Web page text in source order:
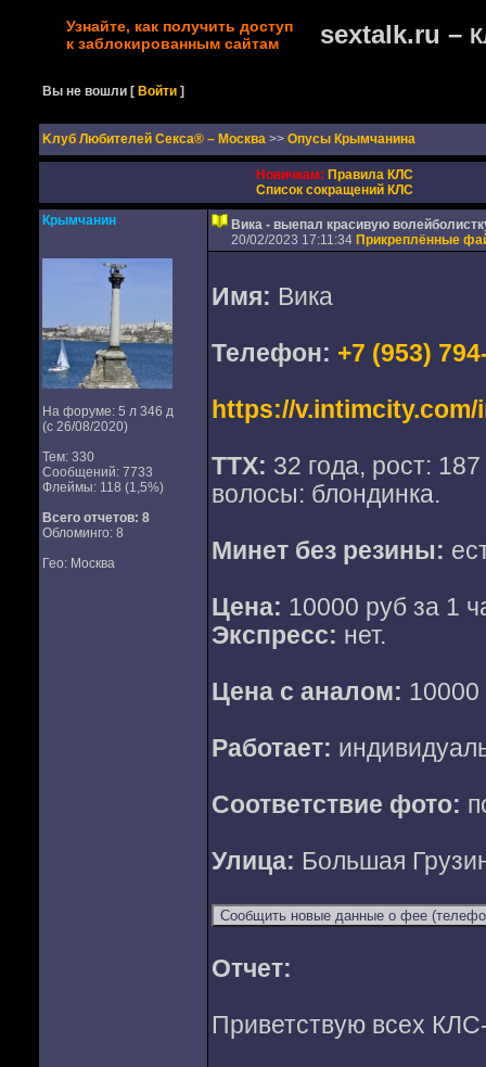
Узнайте, как получить доступ
к заблокированным сайтам
sextalk.ru –
Вы не вошли [Войти ]
Kлуб Любителей Секса® – Москва >> Опусы Крымчанина
Новичкам: Правила КЛС
Список сокращений КЛС
Крымчанин
На форуме: 5 л 346 д
(с 26/08/2020)
Тем: 330
Сообщений: 7733
Флеймы: 118 (1,5%)
Всего отчетов: 8
Обломинго: 8
Гео: Москва
Вика - выепал красивую
20/02/2023 17:11:34 Прикреплённые
Имя: Вика
Телефон: +7 (953)
https://
ТТХ: 32 года, рост:
волосы: блондинка.
Минет без резины:
Цена: 10000 руб за 1
Экспресс: нет.
Цена с аналом: 10000
Работает:
Соответствие фото:
Улица: Большая
Отчет:
Приветствую всех